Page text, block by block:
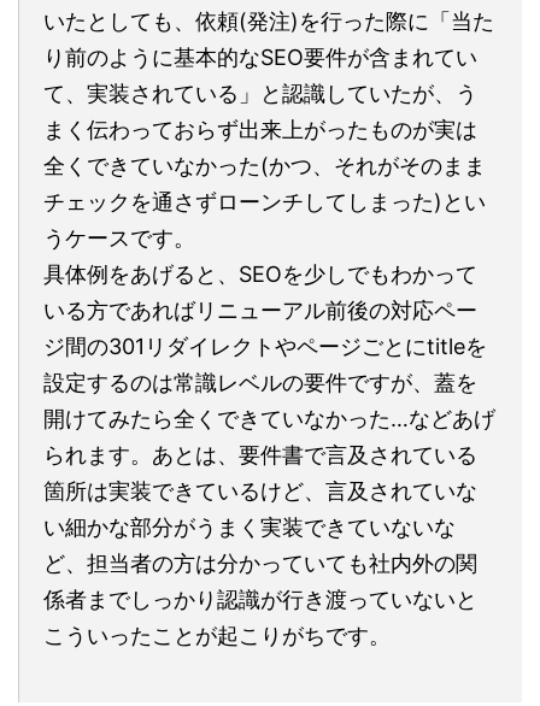
いたとしても、依頼(発注)を行った際に「当た
り前のように基本的なSEO要件が含まれてい
て、実装されている」と認識していたが、う
まく伝わっておらず出来上がったものが実は
全くできていなかった(かつ、それがそのまま
チェックを通さずローンチしてしまった)とい
うケースです。
具体例をあげると、SEOを少しでもわかって
いる方であればリニューアル前後の対応ペー
ジ間の301リダイレクトやページごとにtitleを
設定するのは常識レベルの要件ですが、蓋を
開けてみたら全くできていなかった…などあげ
られます。あとは、要件書で言及されている
箇所は実装できているけど、言及されていな
い細かな部分がうまく実装できていないな
ど、担当者の方は分かっていても社内外の関
係者までしっかり認識が行き渡っていないと
こういったことが起こりがちです。